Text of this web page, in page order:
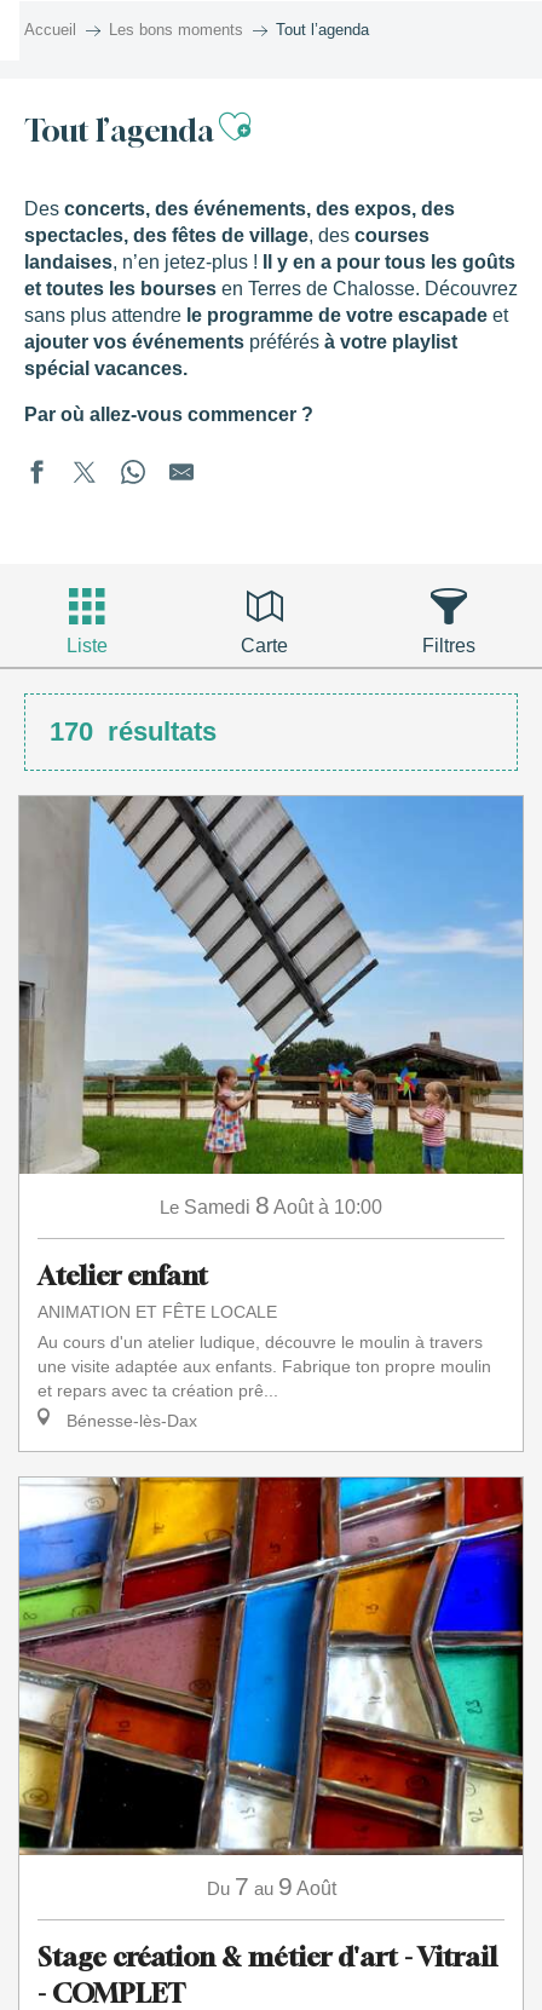
Accueil Les bons moments Tout l’agenda
Tout l’agendaAjouter aux
Des concerts, des événements, des expos, des
spectacles, des fêtes de village, des courses
landaises, n’en jetez-plus !
Il y en a pour tous les goûts
et toutes les bourses en Terres de Chalosse. Découvrez
sans plus attendre le programme de votre escapade et
ajouter vos événements préférés à votre playlist
spécial vacances.
Par où allez-vous commencer ?
Liste Carte Filtres
170 résultats
Le Samedi 8 Août à 10:00
Atelier enfant
ANIMATION ET FÊTE LOCALE
Au cours d'un atelier ludique, découvre le moulin à travers
une visite adaptée aux enfants. Fabrique ton propre moulin
et repars avec ta création prê...
Bénesse-lès-Dax
Du 7 au 9 Août
Stage création & métier d'art - Vitrail
- COMPLET